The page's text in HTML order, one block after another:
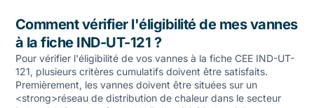
Comment vérifier l'éligibilité de mes vannes
à la fiche IND-UT-121 ?
Pour vérifier l'éligibilité de vos vannes à la fiche CEE IND-UT-
121, plusieurs critères cumulatifs doivent être satisfaits.
Premièrement, les vannes doivent être situées sur un
<strong>réseau de distribution de chaleur dans le secteur